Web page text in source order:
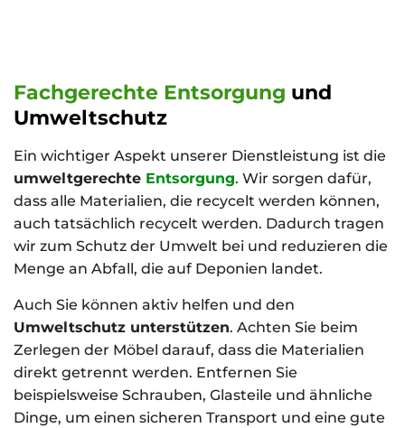
Fachgerechte Entsorgung und
Umweltschutz
Ein wichtiger Aspekt unserer Dienstleistung ist die
umweltgerechte Entsorgung. Wir sorgen dafür,
dass alle Materialien, die recycelt werden können,
auch tatsächlich recycelt werden. Dadurch tragen
wir zum Schutz der Umwelt bei und reduzieren die
Menge an Abfall, die auf Deponien landet.
Auch Sie können aktiv helfen und den
Umweltschutz unterstützen. Achten Sie beim
Zerlegen der Möbel darauf, dass die Materialien
direkt getrennt werden. Entfernen Sie
beispielsweise Schrauben, Glasteile und ähnliche
Dinge, um einen sicheren Transport und eine gute